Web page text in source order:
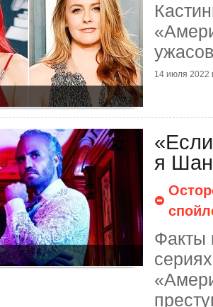
14 июля 2022
я
Факты